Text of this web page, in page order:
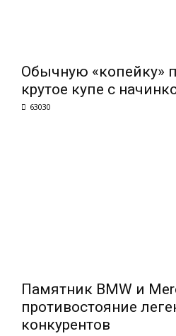
Обычную «копейку»
крутое купе с
63030
Памятник BMW и
противостояние
конкурентов